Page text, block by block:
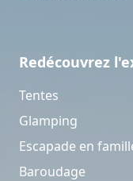
Redécouvrez
Tentes
Glamping
Escapade en
Baroudage